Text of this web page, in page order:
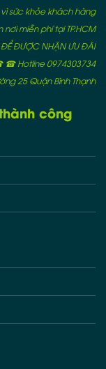
sức khỏe khách hàng
miễn phí tại TP.HCM
ĐƯỢC NHẬN ƯU ĐÃI
Hotline 0974303734
25 Quận Bình Thạnh
công